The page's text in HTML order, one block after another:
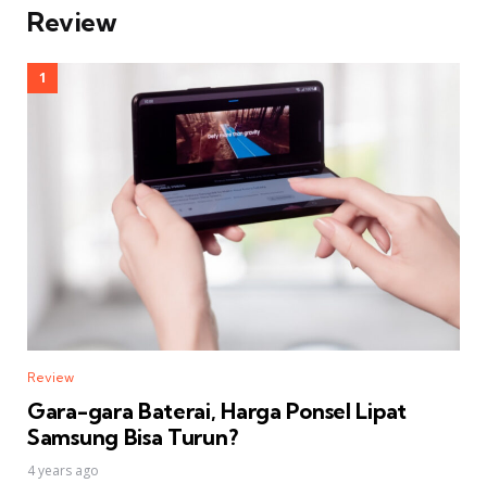
Review
Review
Gara-gara Baterai, Harga Ponsel Lipat
Samsung Bisa Turun?
4 years ago